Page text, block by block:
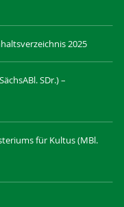
2025
SDr.) –
für Kultus (MBl.